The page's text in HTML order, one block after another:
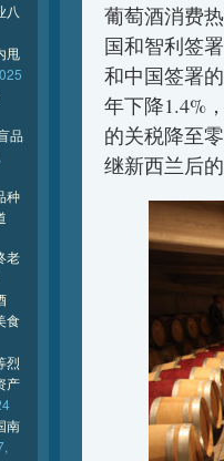
葡萄酒消费
国和智利签
和中国签署
年下降1.4%
的关税降至
继新西兰后
八
甩
品
种
老
食
烈
产
南